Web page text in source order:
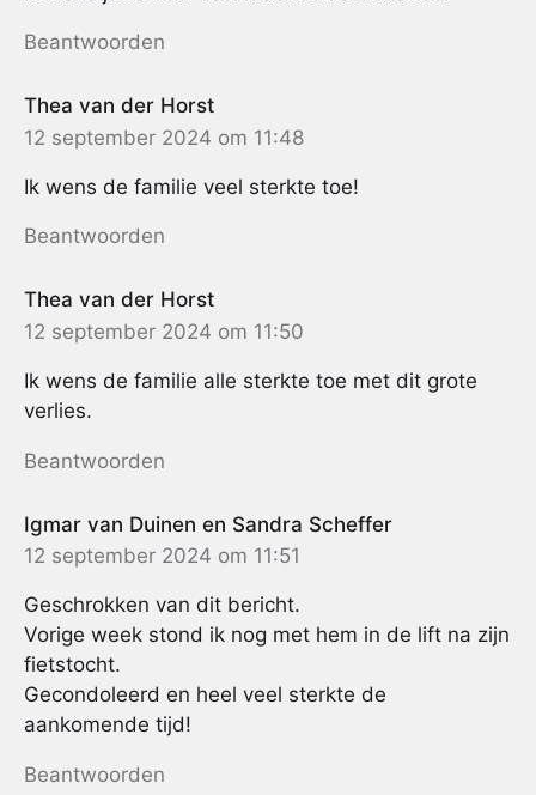
Beantwoorden
Thea van der Horst
12 september 2024 om 11:48
Ik wens de familie veel sterkte toe!
Beantwoorden
Thea van der Horst
12 september 2024 om 11:50
Ik wens de familie alle sterkte toe met dit grote
verlies.
Beantwoorden
Igmar van Duinen en Sandra Scheffer
12 september 2024 om 11:51
Geschrokken van dit bericht.
Vorige week stond ik nog met hem in de lift na zijn
fietstocht.
Gecondoleerd en heel veel sterkte de
aankomende tijd!
Beantwoorden